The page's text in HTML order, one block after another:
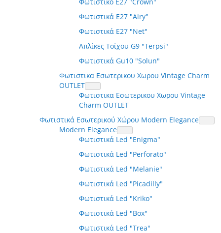
Φωτιστικά E27 "Airy"
Φωτιστικά E27 "Net"
Απλίκες Τοίχου G9 "Terpsi"
Φωτιστικά Gu10 "Solun"
Φωτιστικα Εσωτερικου Χωρου Vintage Charm
OUTLET
Φωτιστικα Εσωτερικου Χωρου Vintage
Charm OUTLET
Φωτιστικά Εσωτερικού Χώρου Modern Elegance
Modern Elegance
Φωτιστικά Led "Enigma"
Φωτιστικά Led "Perforato"
Φωτιστικά Led "Melanie"
Φωτιστικά Led "Picadilly"
Φωτιστικά Led "Kriko"
Φωτιστικά Led "Box"
Φωτιστικά Led "Trea"